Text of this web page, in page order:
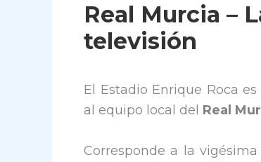
Real Murcia –
televisión
El Estadio Enrique Roca
al equipo local del Real
Corresponde a la